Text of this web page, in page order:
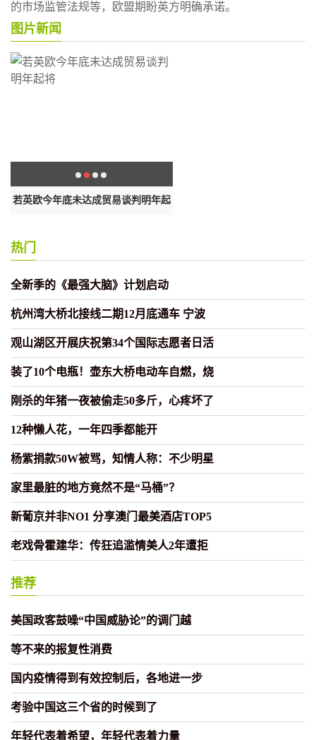
的市场监管法规等，欧盟期盼英方明确承诺。
图片新闻
若英欧今年底未达成贸易谈判明年起
热门
全新季的《最强大脑》计划启动
杭州湾大桥北接线二期12月底通车 宁波
观山湖区开展庆祝第34个国际志愿者日活
装了10个电瓶！壶东大桥电动车自燃，烧
刚杀的年猪一夜被偷走50多斤，心疼坏了
12种懒人花，一年四季都能开
杨紫捐款50W被骂，知情人称：不少明星
家里最脏的地方竟然不是“马桶”？
新葡京并非NO1 分享澳门最美酒店TOP5
老戏骨霍建华：传狂追滥情美人2年遭拒
推荐
美国政客鼓噪“中国威胁论”的调门越
等不来的报复性消费
国内疫情得到有效控制后，各地进一步
考验中国这三个省的时候到了
年轻代表着希望，年轻代表着力量